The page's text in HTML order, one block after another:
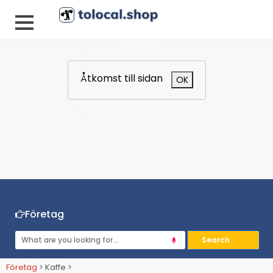
Åtkomst till sidan OK
Företag
Företag > Kaffe >